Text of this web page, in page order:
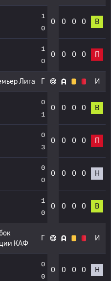
1
0
0 0 0 0 В
1
0
0 0 0 0 П
Лига Г И
0
1
0 0 0 0 В
0
3
0 0 0 0 П
0
0
0 0 0 0 Н
1
0
0 0 0 0 В
КАФ
Г И
0
0
0 0 0 0 Н